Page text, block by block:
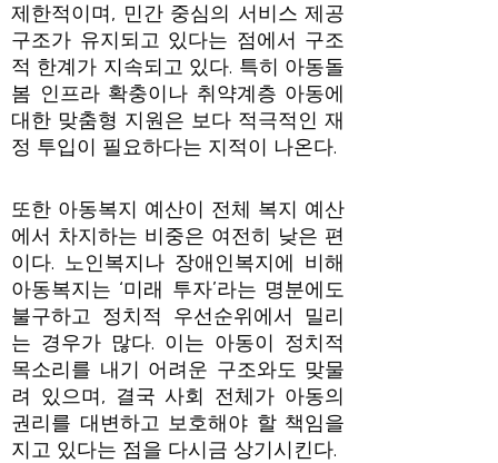
제한적이며, 민간 중심의 서비스 제공
구조가 유지되고 있다는 점에서 구조
적 한계가 지속되고 있다. 특히 아동돌
봄 인프라 확충이나 취약계층 아동에
대한 맞춤형 지원은 보다 적극적인 재
정 투입이 필요하다는 지적이 나온다.
또한 아동복지 예산이 전체 복지 예산
에서 차지하는 비중은 여전히 낮은 편
이다. 노인복지나 장애인복지에 비해
아동복지는 ‘미래 투자’라는 명분에도
불구하고 정치적 우선순위에서 밀리
는 경우가 많다. 이는 아동이 정치적
목소리를 내기 어려운 구조와도 맞물
려 있으며, 결국 사회 전체가 아동의
권리를 대변하고 보호해야 할 책임을
지고 있다는 점을 다시금 상기시킨다.